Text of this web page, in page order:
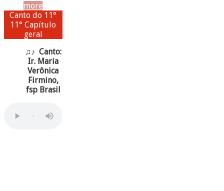
more
Canto do 11°
11° Capítulo
geral
♫♪ Canto:
Ir. Maria
Verônica
Firmino,
fsp Brasil